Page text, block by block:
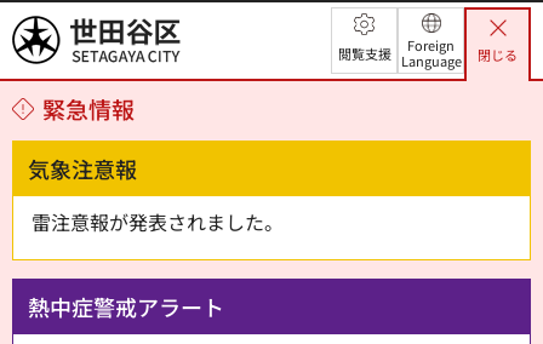
世田谷区 閲覧支援
Foreign
Language
閉じる
緊急情報
気象注意報
雷注意報が発表されました。
熱中症警戒アラート